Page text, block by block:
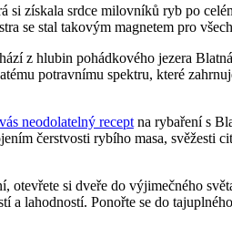
získala srdce milovníků ryb po
se stal takovým magnetem pro
z hlubin pohádkového jezera
potravnímu spektru, které
neodolatelný recept na rybaření s
čerstvosti rybího masa, svěžesti
si dveře do výjimečného
lahodností. Ponořte se do